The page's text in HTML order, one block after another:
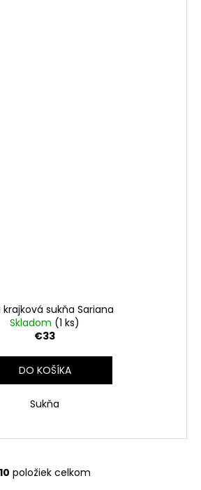
krajková sukňa Sariana
Skladom (1 ks)
€33
DO KOŠÍKA
Sukňa
O
10 položiek celkom